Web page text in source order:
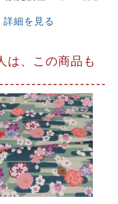
詳細を見る
は、この商品も